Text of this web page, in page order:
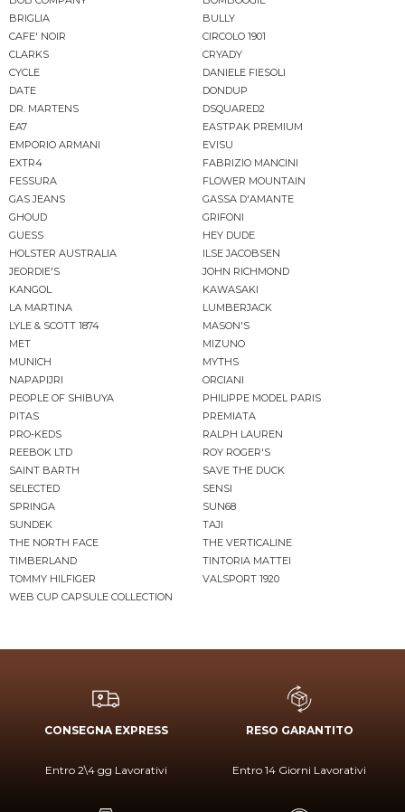
BRIGLIA
BULLY
CAFE' NOIR
CIRCOLO 1901
CLARKS
CRYADY
CYCLE
DANIELE FIESOLI
DATE
DONDUP
DR. MARTENS
DSQUARED2
EA7
EASTPAK PREMIUM
EMPORIO ARMANI
EVISU
EXTR4
FABRIZIO MANCINI
FESSURA
FLOWER MOUNTAIN
GAS JEANS
GASSA D'AMANTE
GHOUD
GRIFONI
GUESS
HEY DUDE
HOLSTER AUSTRALIA
ILSE JACOBSEN
JEORDIE'S
JOHN RICHMOND
KANGOL
KAWASAKI
LA MARTINA
LUMBERJACK
LYLE & SCOTT 1874
MASON'S
MET
MIZUNO
MUNICH
MYTHS
NAPAPIJRI
ORCIANI
PEOPLE OF SHIBUYA
PHILIPPE MODEL PARIS
PITAS
PREMIATA
PRO-KEDS
RALPH LAUREN
REEBOK LTD
ROY ROGER'S
SAINT BARTH
SAVE THE DUCK
SELECTED
SENSI
SPRINGA
SUN68
SUNDEK
TAJI
THE NORTH FACE
THE VERTICALINE
TIMBERLAND
TINTORIA MATTEI
TOMMY HILFIGER
VALSPORT 1920
WEB CUP CAPSULE COLLECTION
CONSEGNA EXPRESS
Entro 2\4 gg Lavorativi
RESO GARANTITO
Entro 14 Giorni Lavorativi